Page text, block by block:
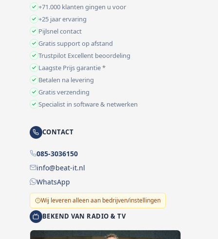
+71.000 klanten gingen u voor
+25 jaar ervaring
Pijlsnel contact
Gratis support op afstand
Trustpilot Excellent beoordeling
Laagste Prijs garantie *
Betalen na levering
Gratis verzending
Specialist in software & netwerken
CONTACT
085-3036150
info@beat-it.nl
WhatsApp
Wij leveren alleen aan bedrijven/instellingen
BEKEND VAN RADIO & TV